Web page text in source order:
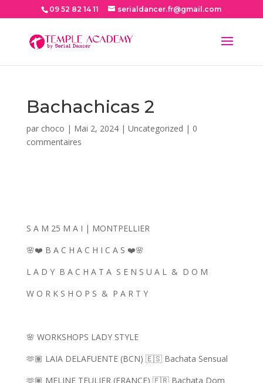
09 52 82 14 11 serialdancer.fr@gmail.com
Bachachicas 2
par choco | Mai 2, 2024| Uncategorized | 0
commentaires
S A M 25 M A I | MONTPELLIER
🌸❤️ B A C H A C H I C A S ❤️🌸
L A D Y B A C H A T A S E N S U A L & D O M
W O R K S H O P S & P A R T Y
🌸 WORKSHOPS LADY STYLE
🫶🏽 LAIA DELAFUENTE (BCN) 🇪🇸 Bachata Sensual
🫶🏽 MELINE TEULIER (FRANCE) 🇫🇷 Bachata Dom